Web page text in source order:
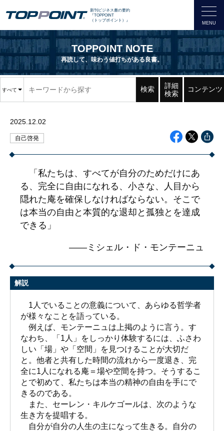
新刊ビジネス書の要約
『TOPPOINT
（トップポイント）』
TOPPOINT NOTE
再読して、味わう値打ちがある良書。
すべて 検索
詳細
検索
コンテンツ
2025.12.02
自己啓発
「私たちは、すべてが自分のためだけにあ
る、完全に自由になれる、小さな、人目から
隠れた庵を確保しなければならない。そこで
は本当の自由と本質的な退却と孤独とを達成
できる」
――ミシェル・ド・モンテーニュ
解説
1人でいることの意義について、あらゆる哲学者
が様々なことを語っている。
例えば、モンテーニュは上掲のように言う。す
なわち、「1人」をしっかり体験するには、ふさわ
しい「場」や「空間」を見つけることが大切だ
と。他者と共有した時間の流れから一度退き、完
全に1人になれる庵＝場や空間を持つ。そうするこ
とで初めて、私たちは本当の精神の自由を手にで
きるのである。
また、セーレン・キルケゴールは、次のような
生き方を提唱する。
自分が自分の人生の主になって生きる。自分の